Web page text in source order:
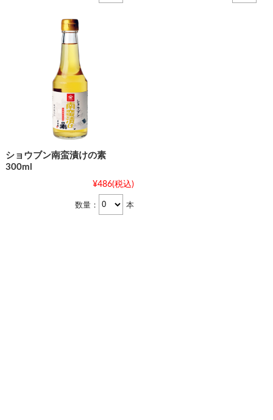
ショウブン南蛮漬けの素
300ml
¥486(税込)
数量： 本